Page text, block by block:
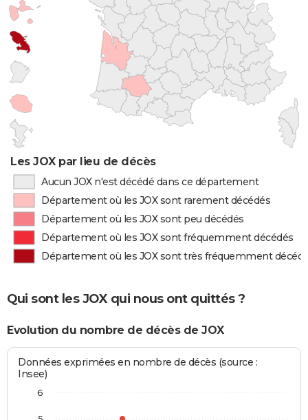
Les JOX par lieu de décès
Aucun JOX n'est décédé dans ce département
Département où les JOX sont rarement décédés
Département où les JOX sont peu décédés
Département où les JOX sont fréquemment décédés
Département où les JOX sont très fréquemment
Qui sont les JOX qui nous ont quittés ?
Evolution du nombre de décès de JOX
Données exprimées en nombre de décès (source :
Insee)
6